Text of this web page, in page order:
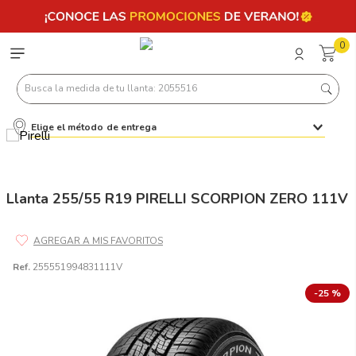
0
Busca la medida de tu llanta: 2055516
Elige el método de entrega
Llanta 255/55 R19 PIRELLI SCORPION ZERO 111V
Ref. 255551994831111V
-25 %
Términos más buscados
7.245